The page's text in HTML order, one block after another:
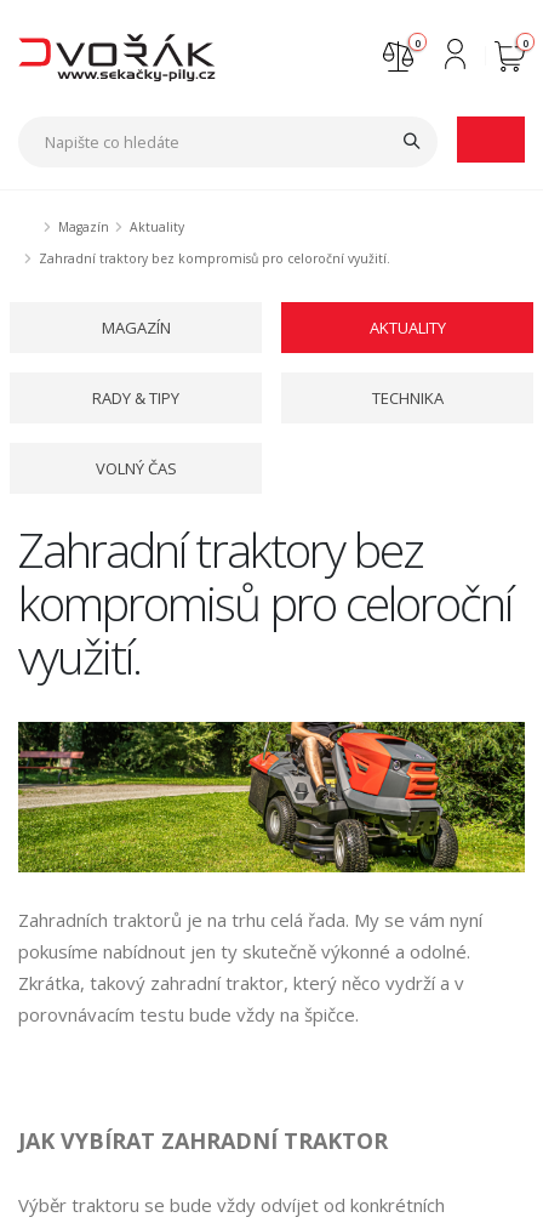
0
0
Magazín
Aktuality
Zahradní traktory bez kompromisů pro celoroční využití.
MAGAZÍN AKTUALITY
RADY & TIPY TECHNIKA
VOLNÝ ČAS
Zahradní traktory bez
kompromisů pro celoroční
využití.
Zahradních traktorů je na trhu celá řada. My se vám nyní
pokusíme nabídnout jen ty skutečně výkonné a odolné.
Zkrátka, takový zahradní traktor, který něco vydrží a v
porovnávacím testu bude vždy na špičce.
JAK VYBÍRAT ZAHRADNÍ TRAKTOR
Výběr traktoru se bude vždy odvíjet od konkrétních